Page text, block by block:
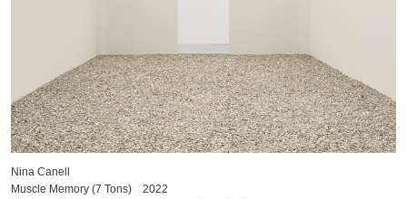
Nina Canell
Muscle Memory (7 Tons) 2022